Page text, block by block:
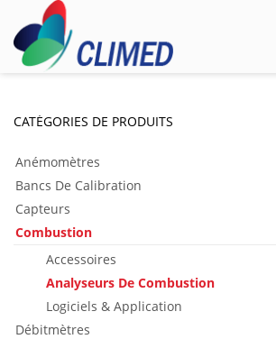
CATÉGORIES DE PRODUITS
Anémomètres
Bancs De Calibration
Capteurs
Combustion
Accessoires
Analyseurs De Combustion
Logiciels & Application
Débitmètres